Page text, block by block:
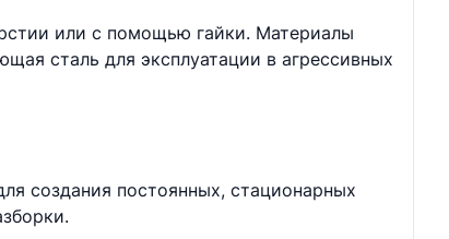
или с помощью гайки. Материалы
сталь для эксплуатации в агрессивных
создания постоянных, стационарных